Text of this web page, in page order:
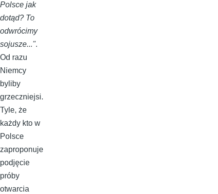
Polsce jak
dotąd? To
odwrócimy
sojusze...".
Od razu
Niemcy
byliby
grzeczniejsi.
Tyle, że
każdy kto w
Polsce
zaproponuje
podjęcie
próby
otwarcia